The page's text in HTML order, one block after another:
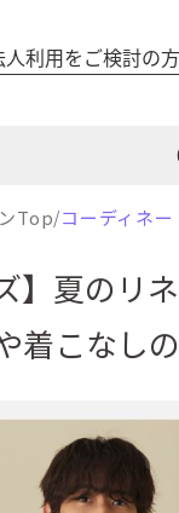
人利用をご検討の方
Top/コーディネー
】夏のリ
着こなし